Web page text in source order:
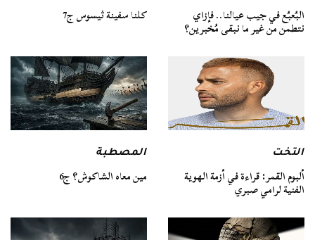
البُعبُع في جيب عيالنا.. فإزاي
نتطمن من غير ما نبقى مُخبرين؟
كلنا سفينة ثيسوس ج7
التخت
ألبوم القمر: قراءة في أزمة الهوية
الفنية لرامي صبري
المصطبة
مين معاه الشاكوش؟ ج6